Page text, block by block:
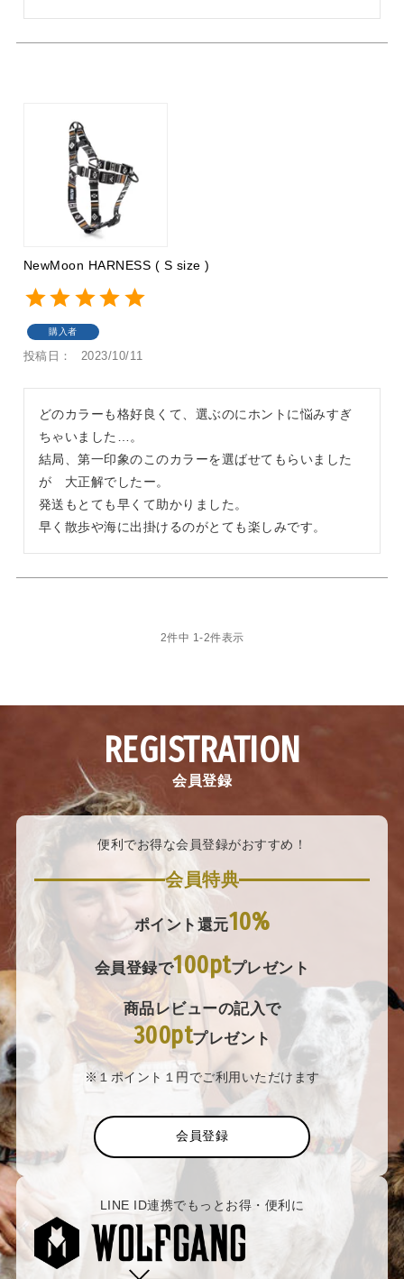
NewMoon HARNESS ( S size )
購入者
投稿日 2023/10/11
どのカラーも格好良くて、選ぶのにホントに悩みすぎ
ちゃいました…。
結局、第一印象のこのカラーを選ばせてもらいました
が　大正解でしたー。
発送もとても早くて助かりました。
早く散歩や海に出掛けるのがとても楽しみです。
2件中 1-2件表示
REGISTRATION
会員登録
便利でお得な会員登録がおすすめ！
会員特典
ポイント還元10%
会員登録で100ptプレゼント
商品レビューの記入で
300ptプレゼント
※１ポイント１円でご利用いただけます
会員登録
LINE ID連携でもっとお得・便利に